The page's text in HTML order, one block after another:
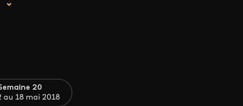
20
au 18 mai 2018